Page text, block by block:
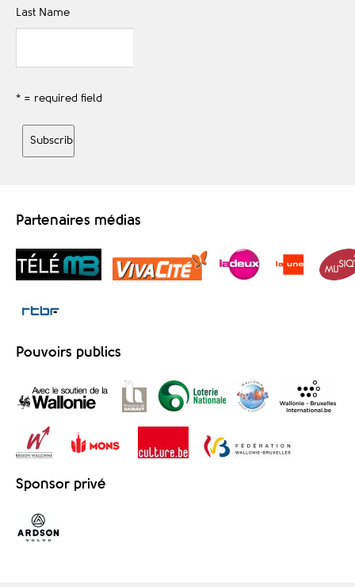
Last Name
* = required field
Partenaires médias
Pouvoirs publics
Sponsor privé